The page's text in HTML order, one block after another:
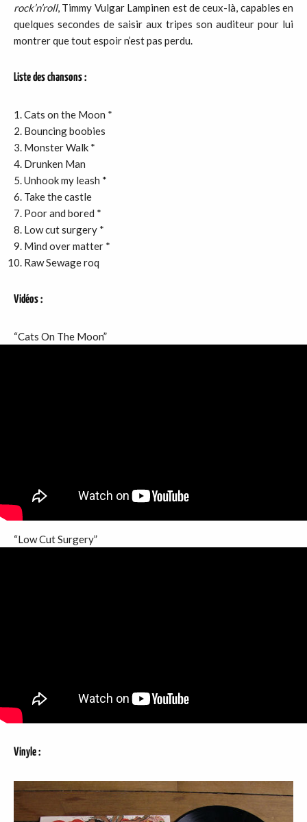
rock’n’roll, Timmy Vulgar Lampinen est de ceux-là, capables en
quelques secondes de saisir aux tripes son auditeur pour lui
montrer que tout espoir n’est pas perdu.
Liste des chansons :
Cats on the Moon *
Bouncing boobies
Monster Walk *
Drunken Man
Unhook my leash *
Take the castle
Poor and bored *
Low cut surgery *
Mind over matter *
Raw Sewage roq
Vidéos:
“Cats On The Moon”
“Low Cut Surgery”
Vinyle: